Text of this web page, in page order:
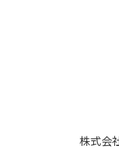
株式会